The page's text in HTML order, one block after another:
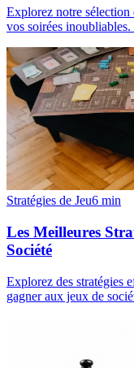
Explorez notre sélection
vos soirées
Stratégies de Jeu6 min
Les Meilleures
Société
Explorez des stratégies
gagner aux jeux de